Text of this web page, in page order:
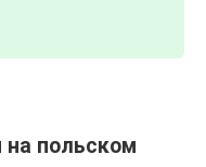
польском